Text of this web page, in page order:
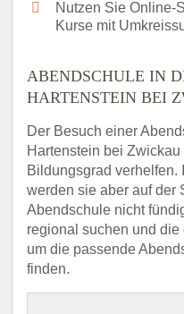
Nutzen Sie Online-
Kurse mit
ABENDSCHULE IN
HARTENSTEIN BEI
Der Besuch einer
Hartenstein bei
Bildungsgrad verhelfen.
werden sie aber auf der
Abendschule nicht
regional suchen und
um die passende
finden.